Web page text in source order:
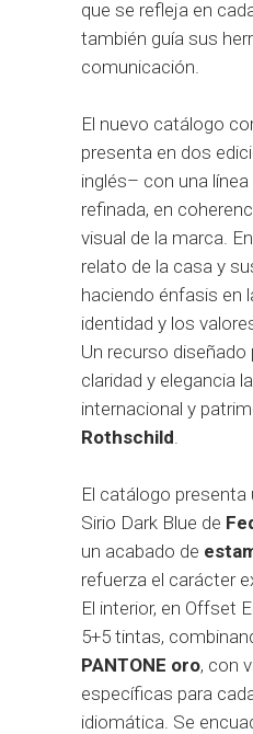
que se refleja en
también guía sus
comunicación.
El nuevo catálogo
presenta en dos
inglés– con una
refinada, en
visual de la marca.
relato de la casa y
haciendo énfasis en
identidad y los
Un recurso
claridad y elegancia
internacional y
Rothschild.
El catálogo presenta
Sirio Dark Blue de
un acabado de
refuerza el carácter
El interior, en Offset
5+5 tintas,
PANTONE oro, con
específicas para
idiomática. Se